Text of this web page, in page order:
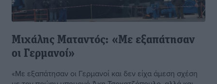
Μιχάλης Ματαντός: «Με εξαπάτησαν
οι Γερμανοί»
«Με εξαπάτησαν οι Γερμανοί και δεν είχα άμεση σχέση